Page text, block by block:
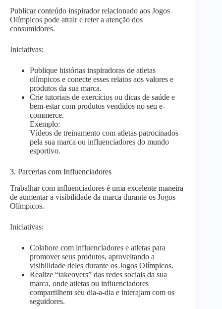
Publicar conteúdo inspirador relacionado aos Jogos
Olímpicos pode atrair e reter a atenção dos
consumidores.
Iniciativas:
Publique histórias inspiradoras de atletas
olímpicos e conecte esses relatos aos valores e
produtos da sua marca.
Crie tutoriais de exercícios ou dicas de saúde e
bem-estar com produtos vendidos no seu e-
commerce.
Exemplo:
Vídeos de treinamento com atletas patrocinados
pela sua marca ou influenciadores do mundo
esportivo.
3. Parcerias com Influenciadores
Trabalhar com influenciadores é uma excelente maneira
de aumentar a visibilidade da marca durante os Jogos
Olímpicos.
Iniciativas:
Colabore com influenciadores e atletas para
promover seus produtos, aproveitando a
visibilidade deles durante os Jogos Olímpicos.
Realize “takeovers” das redes sociais da sua
marca, onde atletas ou influenciadores
compartilhem seu dia-a-dia e interajam com os
seguidores.